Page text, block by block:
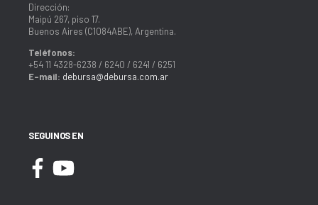
Dirección:
Maipú 267, piso 17.
Buenos Aires (C1084ABE), Argentina.
Teléfonos:
+54 11 4328-6238 / 6240 / 6241 / 6251
E-mail: debursa@debursa.com.ar
SEGUINOS EN